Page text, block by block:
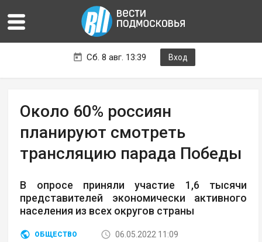
Сб. 8 авг. 13:39 Вход
Около 60% россиян
планируют смотреть
трансляцию парада Победы
В опросе приняли участие 1,6 тысячи
представителей экономически активного
населения из всех округов страны
ОБЩЕСТВО
06.05.2022 11:09